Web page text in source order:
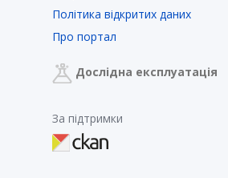
Політика відкритих даних
Про портал
Дослідна експлуатація
За підтримки